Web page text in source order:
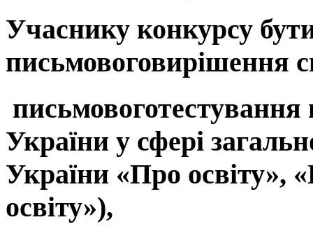
Учаснику конкурсу
письмовоговирішення
України у сфері
України «Про освіту»,
освіту»),